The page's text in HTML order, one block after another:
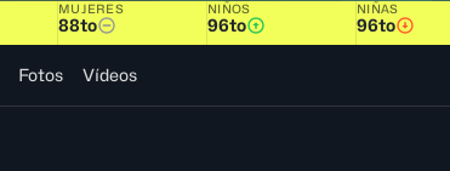
MUJERES
88to
NIÑOS
96to
NIÑAS
96to
Fotos Vídeos